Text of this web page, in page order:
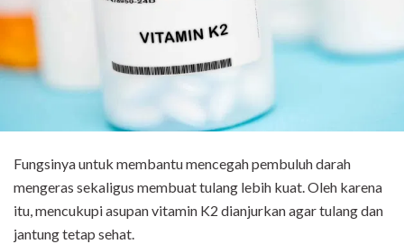
Fungsinya untuk membantu mencegah pembuluh darah
mengeras sekaligus membuat tulang lebih kuat. Oleh karena
itu, mencukupi asupan vitamin K2 dianjurkan agar tulang dan
jantung tetap sehat.